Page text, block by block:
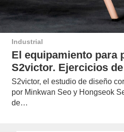
Industrial
El equipamiento para
S2victor. Ejercicios
S2victor, el estudio de diseño
por Minkwan Seo y Hongseok
de…